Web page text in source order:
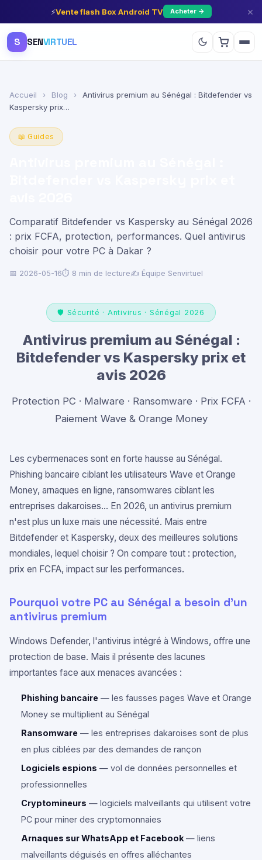
⚡Vente flash Box Android TV Acheter → ×
S SENVIRTUEL
Accueil › Blog ›
Antivirus premium au Sénégal : Bitdefender vs
Kaspersky prix…
📖 Guides
Comparatif Bitdefender vs Kaspersky au Sénégal 2026
: prix FCFA, protection, performances. Quel antivirus
choisir pour votre PC à Dakar ?
📅 2026-05-16⏱ 8 min de lecture✍️ Équipe Senvirtuel
🛡️ Sécurité · Antivirus · Sénégal 2026
Antivirus premium au Sénégal :
Bitdefender vs Kaspersky prix et
avis 2026
Protection PC · Malware · Ransomware · Prix FCFA ·
Paiement Wave & Orange Money
Les cybermenaces sont en forte hausse au Sénégal.
Phishing bancaire ciblant les utilisateurs Wave et Orange
Money, arnaques en ligne, ransomwares ciblant les
entreprises dakaroises... En 2026, un antivirus premium
n'est plus un luxe mais une nécessité. Mais entre
Bitdefender et Kaspersky, deux des meilleures solutions
mondiales, lequel choisir ? On compare tout : protection,
prix en FCFA, impact sur les performances.
Pourquoi votre PC au Sénégal a besoin d'un
antivirus premium
Windows Defender, l'antivirus intégré à Windows, offre une
protection de base. Mais il présente des lacunes
importantes face aux menaces avancées :
Phishing bancaire — les fausses pages Wave et Orange
Money se multiplient au Sénégal
Ransomware — les entreprises dakaroises sont de plus
en plus ciblées par des demandes de rançon
Logiciels espions — vol de données personnelles et
professionnelles
Cryptomineurs — logiciels malveillants qui utilisent votre
PC pour miner des cryptomonnaies
Arnaques sur WhatsApp et Facebook — liens
malveillants déguisés en offres alléchantes